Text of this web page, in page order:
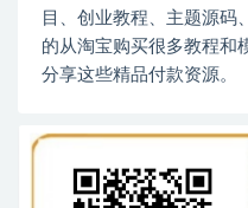
目、创业教程、主题源码
的从淘宝购买很多教程和
分享这些精品付款资源。